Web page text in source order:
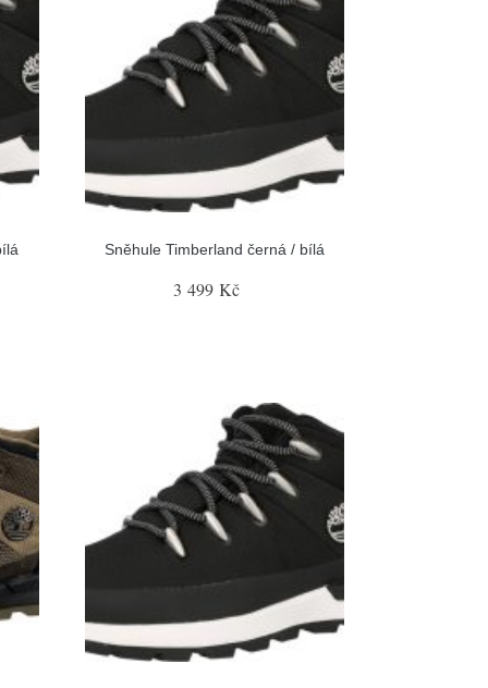
Sněhule Timberland černá / bílá
3 499 Kč